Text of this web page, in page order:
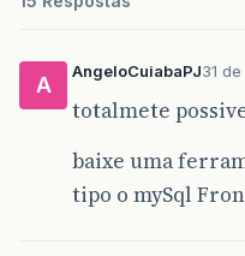
A
AngeloCuiabaPJ31
totalmete
baixe uma
tipo o mySql